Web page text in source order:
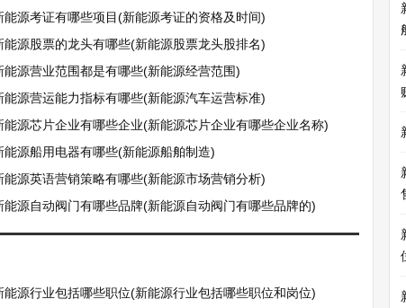
能源考证有哪些项目(新能源考证的资格及时间)
能源股票的龙头有哪些(新能源股票龙头股排名)
能源营业范围都是有哪些(新能源经营范围)
能源营运能力指标有哪些(新能源汽车运营标准)
能源芯片企业有哪些企业(新能源芯片企业有哪些企业名称)
能源船用电器有哪些(新能源船舶制造)
能源英语营销策略有哪些(新能源市场营销分析)
能源自动阀门有哪些品牌(新能源自动阀门有哪些品牌的)
能源行业包括哪些职位(新能源行业包括哪些职位和岗位)